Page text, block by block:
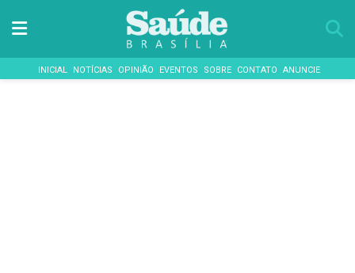
INICIAL NOTÍCIAS OPINIÃO EVENTOS SOBRE CONTATO ANUNCIE